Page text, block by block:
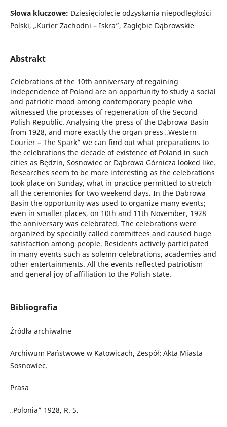
Słowa kluczowe: Dziesięciolecie odzyskania niepodległości
Polski, „Kurier Zachodni – Iskra”, Zagłębie Dąbrowskie
Abstrakt
Celebrations of the 10th anniversary of regaining
independence of Poland are an opportunity to study a social
and patriotic mood among contemporary people who
witnessed the processes of regeneration of the Second
Polish Republic. Analysing the press of the Dąbrowa Basin
from 1928, and more exactly the organ press „Western
Courier – The Spark” we can find out what preparations to
the celebrations the decade of existence of Poland in such
cities as Będzin, Sosnowiec or Dąbrowa Górnicza looked like.
Researches seem to be more interesting as the celebrations
took place on Sunday, what in practice permitted to stretch
all the ceremonies for two weekend days. In the Dąbrowa
Basin the opportunity was used to organize many events;
even in smaller places, on 10th and 11th November, 1928
the anniversary was celebrated. The celebrations were
organized by specially called committees and caused huge
satisfaction among people. Residents actively participated
in many events such as solemn celebrations, academies and
other entertainments. All the events reflected patriotism
and general joy of affiliation to the Polish state.
Bibliografia
Źródła archiwalne
Archiwum Państwowe w Katowicach, Zespół: Akta Miasta
Sosnowiec.
Prasa
„Polonia” 1928, R. 5.